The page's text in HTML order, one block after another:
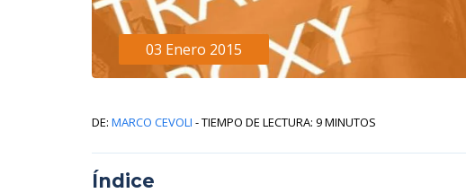
03 Enero 2015
De:Marco Cevoli- Tiempo de lectura: 9 minutos
Índice